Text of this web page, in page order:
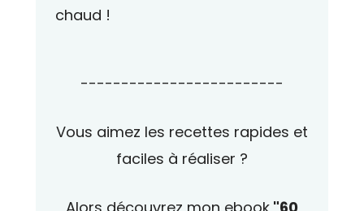
chaud !
-------------------------
Vous aimez les recettes rapides et
faciles à réaliser ?